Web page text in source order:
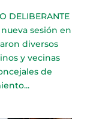
DELIBERANTE
sesión en
diversos
y vecinas
de